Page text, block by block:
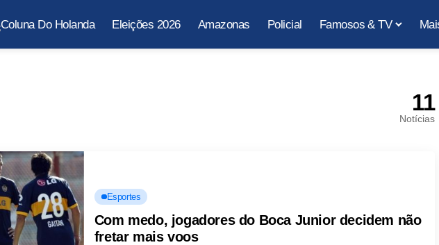
Coluna Do Holanda Eleições 2026 Amazonas Policial Famosos & TV
11
Notícias
Esportes
Com medo, jogadores do Boca Junior decidem não
fretar mais voos